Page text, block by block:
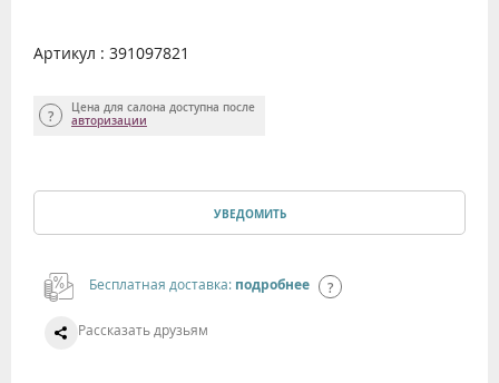
Артикул : 391097821
Цена для салона доступна после
авторизации
УВЕДОМИТЬ
Бесплатная доставка: подробнее
Рассказать друзьям